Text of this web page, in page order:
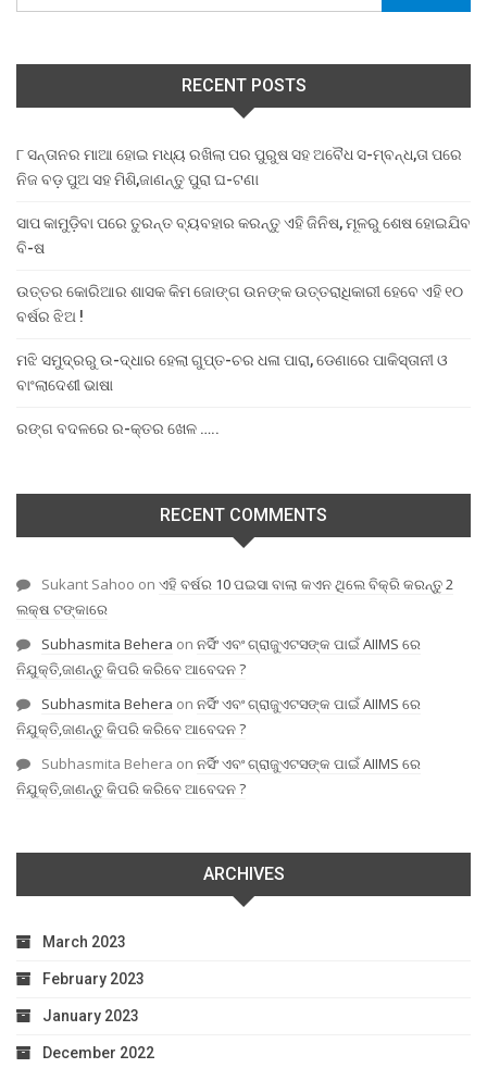
RECENT POSTS
୮ ସନ୍ତାନର ମାଆ ହୋଇ ମଧ୍ୟ ରଖିଲା ପର ପୁରୁଷ ସହ ଅବୈଧ ସ-ମ୍ବନ୍ଧ,ତା ପରେ
ନିଜ ବଡ଼ ପୁଅ ସହ ମିଶି,ଜାଣନ୍ତୁ ପୁରା ଘ-ଟଣା
ସାପ କାମୁଡ଼ିବା ପରେ ତୁରନ୍ତ ବ୍ୟବହାର କରନ୍ତୁ ଏହି ଜିନିଷ, ମୂଳରୁ ଶେଷ ହୋଇଯିବ
ବି-ଷ
ଉତ୍ତର କୋରିଆର ଶାସକ କିମ ଜୋଙ୍ଗ ଉନଙ୍କ ଉତ୍ତରାଧିକାରୀ ହେବେ ଏହି ୧୦
ବର୍ଷର ଝିଅ !
ମଝି ସମୁଦ୍ରରୁ ଉ-ଦ୍ଧାର ହେଲା ଗୁପ୍ତ-ଚର ଧଳା ପାରା, ଡେଣାରେ ପାକିସ୍ତାନୀ ଓ
ବାଂଲାଦେଶୀ ଭାଷା
ରଙ୍ଗ ବଦଳରେ ର-କ୍ତର ଖେଳ …..
RECENT COMMENTS
Sukant Sahoo on ଏହି ବର୍ଷର 10 ପଇସା ବାଲା କଏନ ଥିଲେ ବିକ୍ରି କରନ୍ତୁ 2
ଲକ୍ଷ ଟଙ୍କାରେ
Subhasmita Behera on ନର୍ସିଂ ଏବଂ ଗ୍ରାଜୁଏଟସଙ୍କ ପାଇଁ AIIMS ରେ
ନିଯୁକ୍ତି,ଜାଣନ୍ତୁ କିପରି କରିବେ ଆବେଦନ ?
Subhasmita Behera on ନର୍ସିଂ ଏବଂ ଗ୍ରାଜୁଏଟସଙ୍କ ପାଇଁ AIIMS ରେ
ନିଯୁକ୍ତି,ଜାଣନ୍ତୁ କିପରି କରିବେ ଆବେଦନ ?
Subhasmita Behera on ନର୍ସିଂ ଏବଂ ଗ୍ରାଜୁଏଟସଙ୍କ ପାଇଁ AIIMS ରେ
ନିଯୁକ୍ତି,ଜାଣନ୍ତୁ କିପରି କରିବେ ଆବେଦନ ?
ARCHIVES
March 2023
February 2023
January 2023
December 2022